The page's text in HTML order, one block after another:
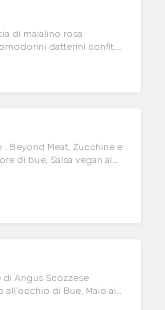
di maialino rosa
datterini confit,
Beyond Meat, Zucchine e
di bue, Salsa vegan al
di Angus Scozzese
all’occhio di Bue, Maio ai
di capra. Servito con